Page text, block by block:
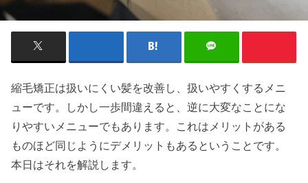
縮毛矯正は扱いにくい髪を改善し、扱いやすくするメニ
ューです。しかし一歩間違えると、逆に大変なことにな
りやすいメニューでもあります。これはメリットがある
ものほど同じようにデメリットもあるということです。
本日はそれを解説します。